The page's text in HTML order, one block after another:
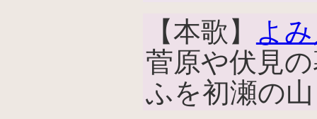
【本歌】
よ
菅原や伏見
ふを初瀬の山